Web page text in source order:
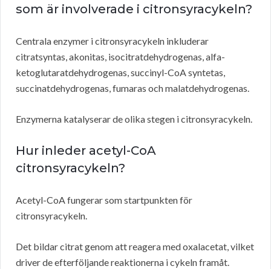
som är involverade i citronsyracykeln?
Centrala enzymer i citronsyracykeln inkluderar
citratsyntas, akonitas, isocitratdehydrogenas, alfa-
ketoglutaratdehydrogenas, succinyl-CoA syntetas,
succinatdehydrogenas, fumaras och malatdehydrogenas.
Enzymerna katalyserar de olika stegen i citronsyracykeln.
Hur inleder acetyl-CoA
citronsyracykeln?
Acetyl-CoA fungerar som startpunkten för
citronsyracykeln.
Det bildar citrat genom att reagera med oxalacetat, vilket
driver de efterföljande reaktionerna i cykeln framåt.